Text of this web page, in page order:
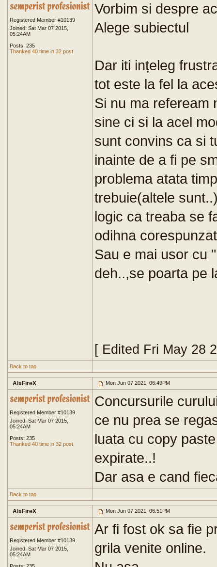
Registered Member #10139
Joined: Sat Mar 07 2015,
05:24AM
Posts: 235
Thanked 40 time in 32 post
Vorbim si despre
Alege subiectul
Dar iti ințeleg
tot este la fel la
Si nu ma refeream
sine ci si la acel
sunt convins ca si
inainte de a fi pe
problema atata
trebuie(altele
logic ca treaba se
odihna
Sau e mai usor cu
deh..,se poarta pe
[ Edited Fri May 28
Back to top
AlxFireX Mon Jun 07 2021, 06:49PM
Registered Member #10139
Joined: Sat Mar 07 2015,
05:24AM
Posts: 235
Thanked 40 time in 32 post
Concursurile
ce nu prea se
luata cu copy
expirate..!
Dar asa e cand
Back to top
AlxFireX Mon Jun 07 2021, 06:51PM
Registered Member #10139
Joined: Sat Mar 07 2015,
05:24AM
Ar fi fost ok sa fie
grila venite online.